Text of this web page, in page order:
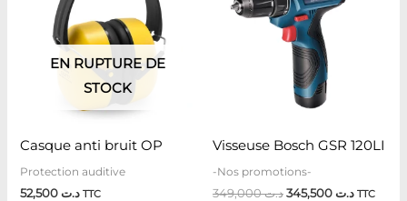
EN RUPTURE DE
STOCK
Casque anti bruit OP
Protection auditive
د.ت52,500 TTC
Visseuse Bosch GSR 120LI
-Nos promotions-
د.ت349,000 د.ت TTC